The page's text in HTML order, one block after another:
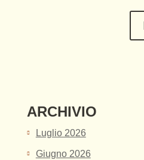
ARCHIVIO
Luglio 2026
Giugno 2026